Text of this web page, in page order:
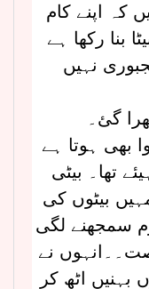
کہ اپنے کام
بنا رکھا ہے
نہیں
گئ۔
بھی ہوتا ہے
تھا۔ بیٹی
بیٹوں کی
سمجھنے لگی
نے
بہنیں اٹھ کر